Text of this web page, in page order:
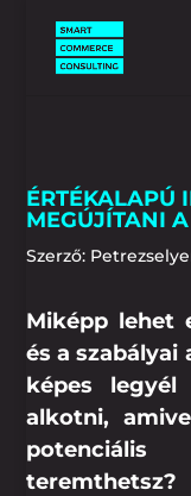
ÉRTÉKALAPÚ
MEGÚJÍTANI
Szerző:
Miképp lehet
és a
képes
alkotni,
teremthetsz?